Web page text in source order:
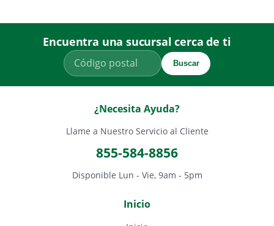
Encuentra una sucursal cerca de ti
Buscar
¿Necesita Ayuda?
Llame a Nuestro Servicio al Cliente
855-584-8856
Disponible Lun - Vie, 9am - 5pm
Inicio